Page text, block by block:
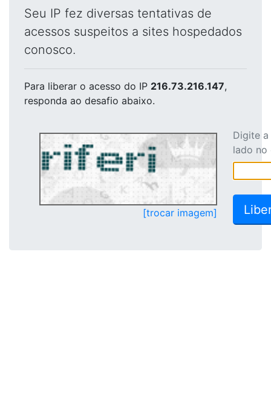
Seu IP fez diversas tentativas de
acessos suspeitos a sites hospedados
conosco.
Para liberar o acesso do IP 216.73.216.147,
responda ao desafio abaixo.
[trocar imagem]
Digite
lado no